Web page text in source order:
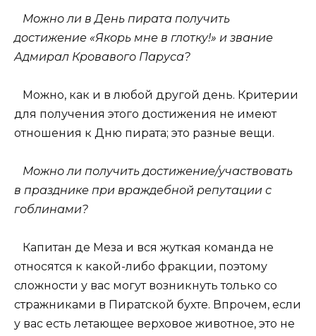
Можно ли в День пирата получить
достижение «Якорь мне в глотку!» и звание
Адмирал Кровавого Паруса?
Можно, как и в любой другой день. Критерии
для получения этого достижения не имеют
отношения к Дню пирата; это разные вещи.
Можно ли получить достижение/участвовать
в празднике при враждебной репутации с
гоблинами?
Капитан де Меза и вся жуткая команда не
относятся к какой-либо фракции, поэтому
сложности у вас могут возникнуть только со
стражниками в Пиратской бухте. Впрочем, если
у вас есть летающее верховое животное, это не